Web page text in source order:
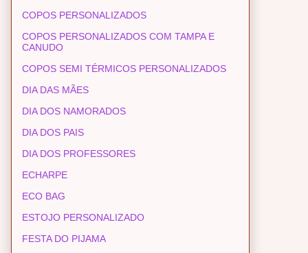
COPOS PERSONALIZADOS
COPOS PERSONALIZADOS COM TAMPA E
CANUDO
COPOS SEMI TÉRMICOS PERSONALIZADOS
DIA DAS MÃES
DIA DOS NAMORADOS
DIA DOS PAIS
DIA DOS PROFESSORES
ECHARPE
ECO BAG
ESTOJO PERSONALIZADO
FESTA DO PIJAMA